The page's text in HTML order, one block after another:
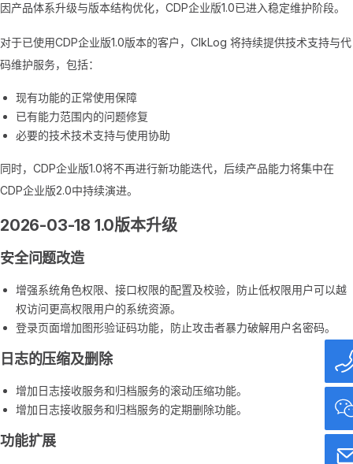
因产品体系升级与版本结构优化，CDP企业版1.0已进入稳定维护阶段。
对于已使用CDP企业版1.0版本的客户，ClkLog 将持续提供技术支持与代
码维护服务，包括：
现有功能的正常使用保障
已有能力范围内的问题修复
必要的技术技术支持与使用协助
同时，CDP企业版1.0将不再进行新功能迭代，后续产品能力将集中在
CDP企业版2.0中持续演进。
2026-03-18 1.0版本升级
安全问题改造
增强系统角色权限、接口权限的配置及校验，防止低权限用户可以越
权访问更高权限用户的系统资源。
登录页面增加图形验证码功能，防止攻击者暴力破解用户名密码。
日志的压缩及删除
增加日志接收服务和归档服务的滚动压缩功能。
增加日志接收服务和归档服务的定期删除功能。
功能扩展